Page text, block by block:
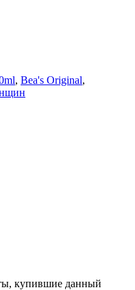
, Bea's Original,
купившие данный